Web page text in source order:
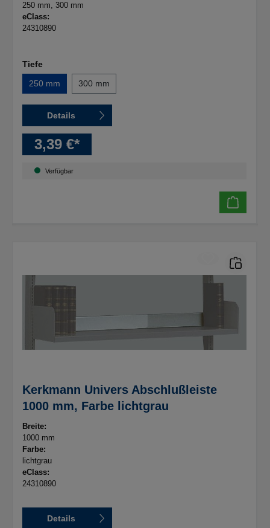
250 mm, 300 mm
eClass:
24310890
Tiefe
250 mm
300 mm
Details
3,39 €*
Verfügbar
Kerkmann Univers Abschlußleiste
1000 mm, Farbe lichtgrau
Breite:
1000 mm
Farbe:
lichtgrau
eClass:
24310890
Details